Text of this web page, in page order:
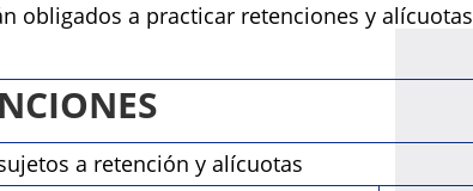
obligados a practicar retenciones y alícuotas
a retención y alícuotas